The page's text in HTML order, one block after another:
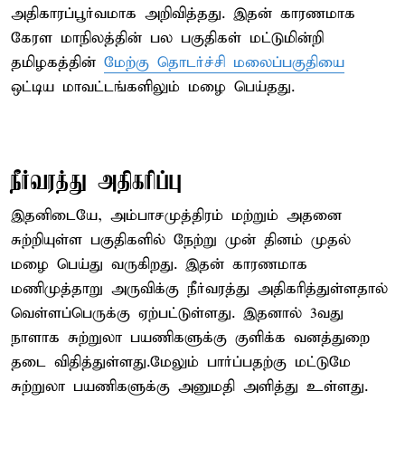
அதிகாரப்பூர்வமாக அறிவித்தது. இதன் காரணமாக
கேரள மாநிலத்தின் பல பகுதிகள் மட்டுமின்றி
தமிழகத்தின் மேற்கு தொடர்ச்சி மலைப்பகுதியை
ஒட்டிய மாவட்டங்களிலும் மழை பெய்தது.
நீர்வரத்து அதிகரிப்பு
இதனிடையே, அம்பாசமுத்திரம் மற்றும் அதனை
சுற்றியுள்ள பகுதிகளில் நேற்று முன் தினம் முதல்
மழை பெய்து வருகிறது. இதன் காரணமாக
மணிமுத்தாறு அருவிக்கு நீர்வரத்து அதிகரித்துள்ளதால்
வெள்ளப்பெருக்கு ஏற்பட்டுள்ளது. இதனால் 3வது
நாளாக சுற்றுலா பயணிகளுக்கு குளிக்க வனத்துறை
தடை விதித்துள்ளது.மேலும் பார்ப்பதற்கு மட்டுமே
சுற்றுலா பயணிகளுக்கு அனுமதி அளித்து உள்ளது.